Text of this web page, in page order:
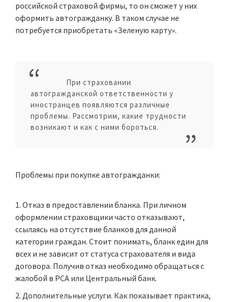
российской страховой фирмы, то он сможет у них
оформить автогражданку. В таком случае не
потребуется приобретать «Зеленую карту».
При страховании
автогражданской ответственности у
иностранцев появляются различные
проблемы. Рассмотрим, какие трудности
возникают и как с ними бороться.
Проблемы при покупке автогражданки:
Отказ в предоставлении бланка. При личном
оформлении страховщики часто отказывают,
ссылаясь на отсутствие бланков для данной
категории граждан. Стоит понимать, бланк един для
всех и не зависит от статуса страхователя и вида
договора. Получив отказ необходимо обращаться с
жалобой в РСА или Центральный банк.
Дополнительные услуги. Как показывает практика,